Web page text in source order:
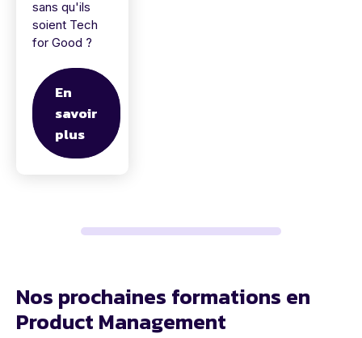
sans qu'ils
soient Tech
for Good ?
En
savoir
plus
Nos prochaines formations en
Product Management